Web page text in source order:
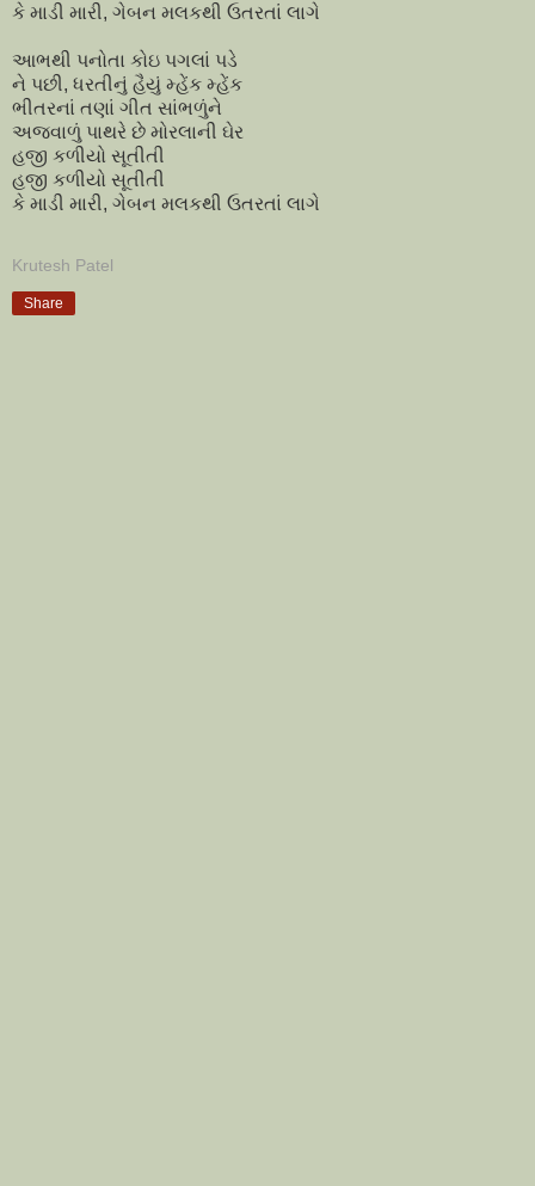
કે માડી મારી, ગેબન મલકથી ઉતરતાં લાગે
આભથી પનોતા કોઇ પગલાં પડે
ને પછી, ધરતીનું હૈયું મ્હેંક મ્હેંક
ભીતરનાં તણાં ગીત સાંભળુંને
અજવાળું પાથરે છે મોરલાની ઘેર
હજી કળીયો સૂતીતી
હજી કળીયો સૂતીતી
કે માડી મારી, ગેબન મલકથી ઉતરતાં લાગે
Krutesh Patel
Share